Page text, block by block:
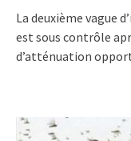
La deuxième vague
est sous contrôle
d’atténuation